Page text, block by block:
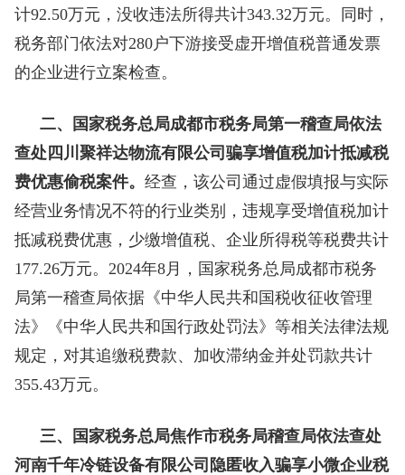
计92.50万元，没收违法所得共计343.32万元。同时，
税务部门依法对280户下游接受虚开增值税普通发票
的企业进行立案检查。
二、国家税务总局成都市税务局第一稽查局依法
查处四川聚祥达物流有限公司骗享增值税加计抵减税
费优惠偷税案件。 经查，该公司通过虚假填报与实际
经营业务情况不符的行业类别，违规享受增值税加计
抵减税费优惠，少缴增值税、企业所得税等税费共计
177.26万元。2024年8月，国家税务总局成都市税务
局第一稽查局依据《中华人民共和国税收征收管理
法》《中华人民共和国行政处罚法》等相关法律法规
规定，对其追缴税费款、加收滞纳金并处罚款共计
355.43万元。
三、国家税务总局焦作市税务局稽查局依法查处
河南千年冷链设备有限公司隐匿收入骗享小微企业税